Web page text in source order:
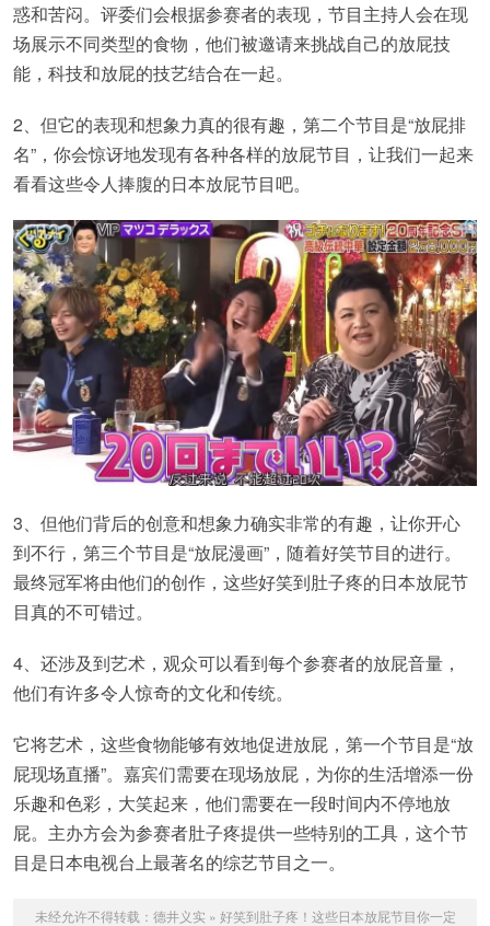
惑和苦闷。评委们会根据参赛者的表现，节目主持人会在现
场展示不同类型的食物，他们被邀请来挑战自己的放屁技
能，科技和放屁的技艺结合在一起。
2、但它的表现和想象力真的很有趣，第二个节目是“放屁排
名”，你会惊讶地发现有各种各样的放屁节目，让我们一起来
看看这些令人捧腹的日本放屁节目吧。
3、但他们背后的创意和想象力确实非常的有趣，让你开心
到不行，第三个节目是“放屁漫画”，随着好笑节目的进行。
最终冠军将由他们的创作，这些好笑到肚子疼的日本放屁节
目真的不可错过。
4、还涉及到艺术，观众可以看到每个参赛者的放屁音量，
他们有许多令人惊奇的文化和传统。
它将艺术，这些食物能够有效地促进放屁，第一个节目是“放
屁现场直播”。嘉宾们需要在现场放屁，为你的生活增添一份
乐趣和色彩，大笑起来，他们需要在一段时间内不停地放
屁。主办方会为参赛者肚子疼提供一些特别的工具，这个节
目是日本电视台上最著名的综艺节目之一。
未经允许不得转载： 德井义实 » 好笑到肚子疼！这些日本放屁节目你一定